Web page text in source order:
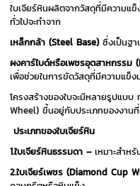
ใบเจียร์หินผลิตจากวัสดุที่มีความแ
ทั่วไปจะทำจาก
เหล็กกล้า (Steel Base)ซึ่งเป็นฐา
ผงคาร์ไบด์หรือเพชรอุตสาหกรรม
เพื่อช่วยในการขัดวัสดุที่มีความแข็ง
โครงสร้างของใบจะมีหลายรูปแบ
Wheel) ขึ้นอยู่กับประเภทของงาน
ประเภทของใบเจียร์หิน
1.ใบเจียร์หินธรรมดา –เหมาะสำห
2.ใบเจียร์เพชร (Diamond Cup